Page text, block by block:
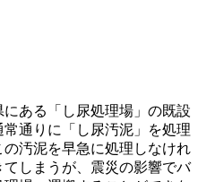
ある「し尿処理場」の既設
通りに「し尿汚泥」を処理
汚泥を早急に処理しなけれ
しまうが、震災の影響でバ